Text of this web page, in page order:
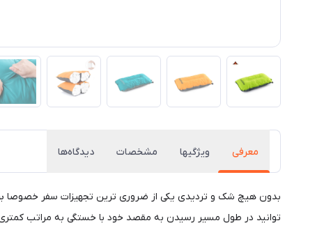
معرفی ویژگیها مشخصات دیدگاه‌ها
بدون هیچ شک و تردیدی یکی از ضروری ترین تجهیزات سفر خصوصا
توانید در طول مسیر رسیدن به مقصد خود با خستگی به مراتب